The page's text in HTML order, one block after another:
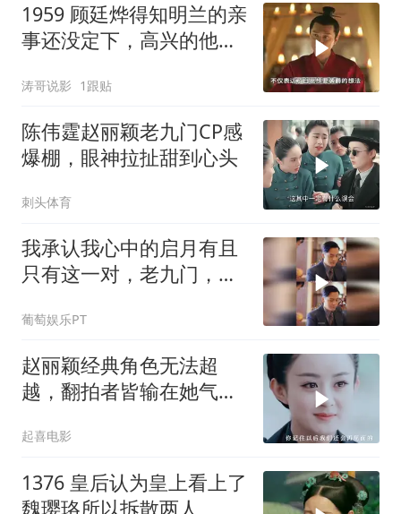
1959 顾廷烨得知明兰的亲
事还没定下，高兴的他一
涛哥说影 1跟贴
陈伟霆赵丽颖老九门CP感
爆棚，眼神拉扯甜到心头
刺头体育
我承认我心中的启月有且
只有这一对，老九门，九
葡萄娱乐PT
赵丽颖经典角色无法超
越，翻拍者皆输在她气场
起喜电影
1376 皇后认为皇上看上了
魏璎珞所以拆散两人